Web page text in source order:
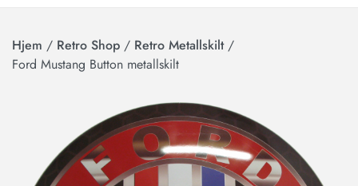
Hjem / Retro Shop / Retro Metallskilt /
Ford Mustang Button metallskilt